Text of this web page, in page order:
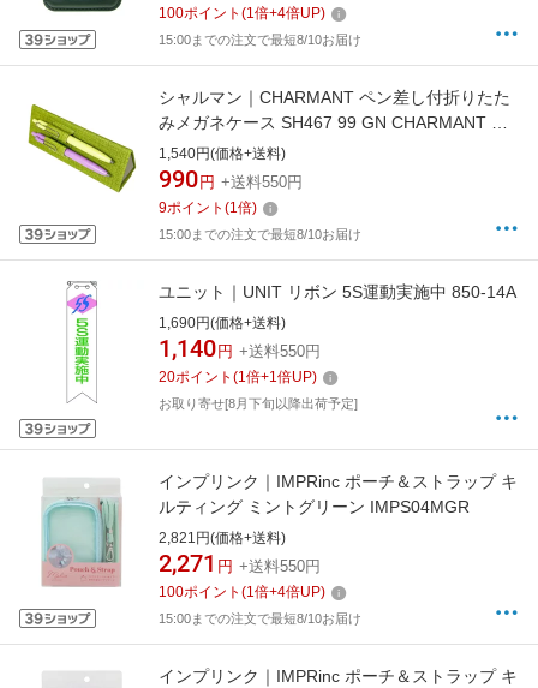
100ポイント (1倍+4倍UP)
15:00までの注文で最短8/10お届け
シャルマン｜CHARMANT ペン差し付折りたた
みメガネケース SH467 99 GN CHARMANT グ
リーン
1,540円(価格+送料)
990 円 +送料550円
9ポイント (1倍)
15:00までの注文で最短8/10お届け
ユニット｜UNIT リボン 5S運動実施中 850-14A
1,690円(価格+送料)
1,140 円 +送料550円
20ポイント (1倍+1倍UP)
お取り寄せ[8月下旬以降出荷予定]
インプリンク｜IMPRinc ポーチ＆ストラップ キ
ルティング ミントグリーン IMPS04MGR
2,821円(価格+送料)
2,271 円 +送料550円
100ポイント (1倍+4倍UP)
15:00までの注文で最短8/10お届け
インプリンク｜IMPRinc ポーチ＆ストラップ キ